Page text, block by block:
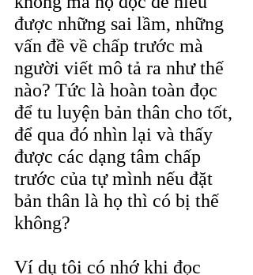
được những sai lầm, những
vấn đề về chấp trước mà
người viết mô tả ra như thế
nào? Tức là hoàn toàn đọc
để tu luyện bản thân cho tốt,
để qua đó nhìn lại và thấy
được các dạng tâm chấp
trước của tự mình nếu đặt
bản thân là họ thì có bị thế
không?
Ví dụ tôi có nhớ khi đọc